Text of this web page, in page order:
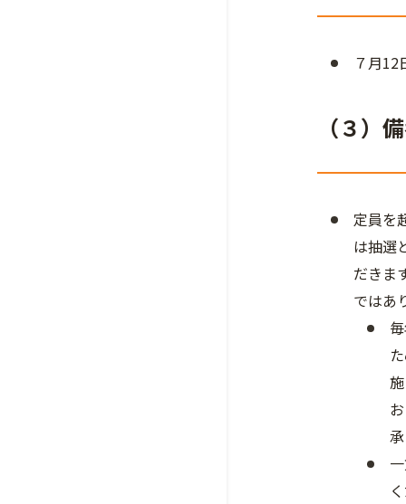
７月12
（３）
定員を
は抽選
だきま
ではあ